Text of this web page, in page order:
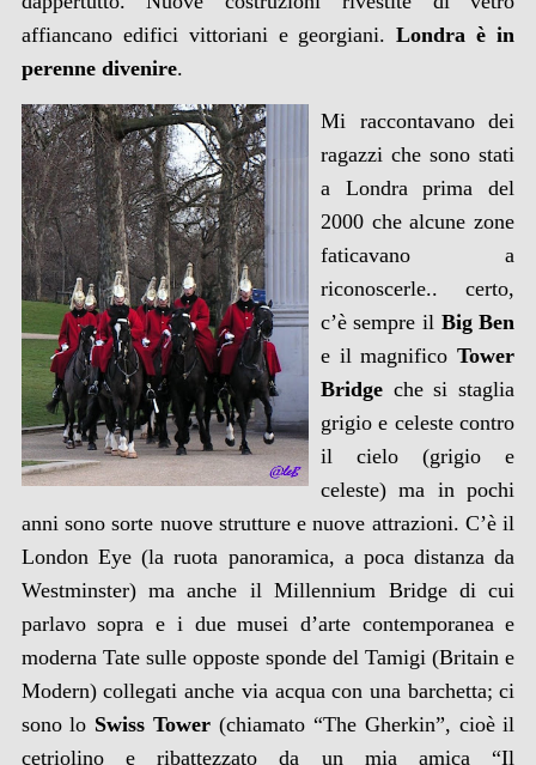
affiancano edifici vittoriani e georgiani.Londra è in
perenne divenire.
Mi raccontavano dei
ragazzi che sono stati
a Londra prima del
2000 che alcune zone
faticavano a
riconoscerle.. certo,
c’è sempre il Big Ben
e il magnificoTower
Bridgeche si staglia
grigio e celeste contro
il cielo (grigio e
celeste) ma in pochi
anni sono sorte nuove strutture e nuove attrazioni. C’è il
London Eye (la ruota panoramica, a poca distanza da
Westminster) ma anche il Millennium Bridge di cui
parlavo sopra e i due musei d’arte contemporanea e
moderna Tate sulle opposte sponde del Tamigi (Britain e
Modern) collegati anche via acqua con una barchetta; ci
sono lo Swiss Tower (chiamato “The Gherkin”, cioè il
cetriolino e ribattezzato da un mia amica “Il